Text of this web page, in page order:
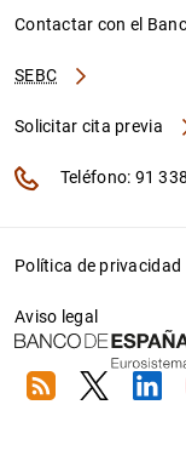
Contactar con el
SEBC
Solicitar cita previa
Teléfono: 91
Política de privacidad
Aviso legal
RSS Twitter